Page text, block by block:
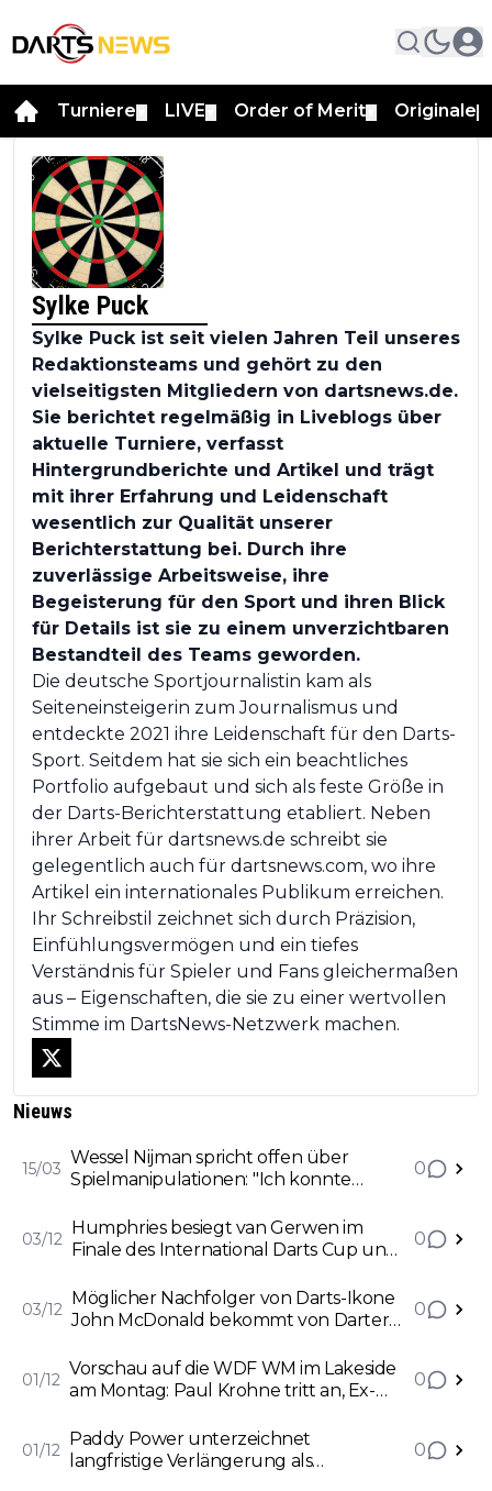
Turniere LIVE Order of Merit Originale
Sylke Puck
Sylke Puck ist seit vielen Jahren Teil unseres
Redaktionsteams und gehört zu den
vielseitigsten Mitgliedern von dartsnews.de.
Sie berichtet regelmäßig in Liveblogs über
aktuelle Turniere, verfasst
Hintergrundberichte und Artikel und trägt
mit ihrer Erfahrung und Leidenschaft
wesentlich zur Qualität unserer
Berichterstattung bei. Durch ihre
zuverlässige Arbeitsweise, ihre
Begeisterung für den Sport und ihren Blick
für Details ist sie zu einem unverzichtbaren
Bestandteil des Teams geworden.
Die deutsche Sportjournalistin kam als
Seiteneinsteigerin zum Journalismus und
entdeckte 2021 ihre Leidenschaft für den Darts-
Sport. Seitdem hat sie sich ein beachtliches
Portfolio aufgebaut und sich als feste Größe in
der Darts-Berichterstattung etabliert. Neben
ihrer Arbeit für dartsnews.de schreibt sie
gelegentlich auch für dartsnews.com, wo ihre
Artikel ein internationales Publikum erreichen.
Ihr Schreibstil zeichnet sich durch Präzision,
Einfühlungsvermögen und ein tiefes
Verständnis für Spieler und Fans gleichermaßen
aus – Eigenschaften, die sie zu einer wertvollen
Stimme im DartsNews-Netzwerk machen.
Nieuws
15/03
Wessel Nijman spricht offen über
Spielmanipulationen: ''Ich konnte
0
03/12
Humphries besiegt van Gerwen im
Finale des International Darts Cup und
erfolgreich
0
03/12
Möglicher Nachfolger von Darts-Ikone
John McDonald bekommt von Darter
auf dem Boden und schnappte nach
Luft.“
0
01/12
Vorschau auf die WDF WM im Lakeside
am Montag: Paul Krohne tritt an, Ex-
im Einsatz
0
01/12
Paddy Power unterzeichnet
langfristige Verlängerung als
0